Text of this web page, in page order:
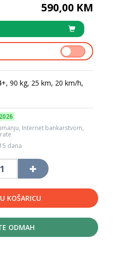
590,00 KM
90 kg, 25 km, 20 km/h,
Internet bankarstvom,
dana
KOŠARICU
ODMAH